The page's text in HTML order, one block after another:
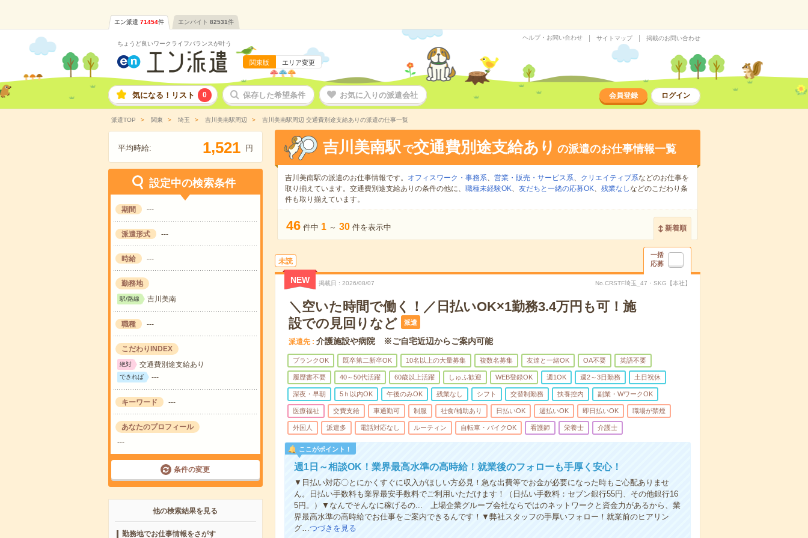
エン派遣 71454件 エンバイト 82531件
ちょうど良いワークライフバランスが叶う
関東版 エリア変更
ヘルプ・お問い合わせ サイトマップ 掲載のお問い合わせ
気になる！リスト 0 保存した希望条件 お気に入りの派遣会社 会員登録 ログイン
派遣TOP 関東 埼玉 吉川美南駅周辺 吉川美南駅周辺 交通費別途支給ありの派遣の仕事一覧
平均時給: 1,521 円
設定中の検索条件
期間 ---
派遣形式 ---
時給 ---
勤務地
駅/路線 吉川美南
職種 ---
こだわりINDEX
絶対 交通費別途支給あり
できれば ---
キーワード ---
あなたのプロフィール
---
条件の変更
他の検索結果を見る
勤務地でお仕事情報をさがす
吉川美南駅 で交通費別途支給あり の派遣のお仕事情報一覧
吉川美南駅の派遣のお仕事情報です。 オフィスワーク・事務系、 営業・販売・サービス系、 クリエイティブ系などのお仕事を
取り揃えています。交通費別途支給ありの条件の他に、 職種未経験OK、 友だちと一緒の応募OK、 残業なしなどのこだわり条
件も取り揃えています。
46 件中 1 ～ 30 件を表示中 新着順
未読
一括
応募
NEW 掲載日 2026/08/07 No.CRSTF埼玉_47・SKG【本社】
＼空いた時間で働く！／日払いOK×1勤務3.4万円も可！施
設での見回りなど
派遣
派遣先 介護施設や病院 ※ご自宅近辺からご案内可能
ブランクOK 既卒第二新卒OK 10名以上の大量募集 複数名募集 友達と一緒OK OA不要 英語不要
履歴書不要 40～50代活躍 60歳以上活躍 しゅふ歓迎 WEB登録OK 週1OK 週2～3日勤務 土日祝休
深夜・早朝 5ｈ以内OK 午後のみOK 残業なし シフト 交替制勤務 扶養控内 副業・WワークOK
医療福祉 交費支給 車通勤可 制服 社食/補助あり 日払いOK 週払いOK 即日払いOK 職場が禁煙
外国人 派遣多 電話対応なし ルーティン 自転車・バイクOK 看護師 栄養士 介護士
ここがポイント！
週1日～相談OK！業界最高水準の高時給！就業後のフォローも手厚く安心！
▼日払い対応〇とにかくすぐに収入がほしい方必見！急な出費等でお金が必要になった時もご心配ありませ
ん。日払い手数料も業界最安手数料でご利用いただけます！（日払い手数料：セブン銀行55円、その他銀行16
5円。）▼なんでそんなに稼げるの... 上場企業グループ会社ならではのネットワークと資金力があるから、業
界最高水準の高時給でお仕事をご案内できるんです！▼弊社スタッフの手厚いフォロー！就業前のヒアリン
グ…つづきを見る